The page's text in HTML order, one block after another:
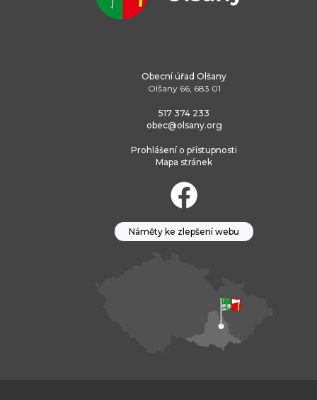
Obecní úřad Olšany
Olšany 66, 683 01
517 374 233
obec@olsany.org
Prohlášení o přístupnosti
Mapa stránek
Náměty ke zlepšení webu